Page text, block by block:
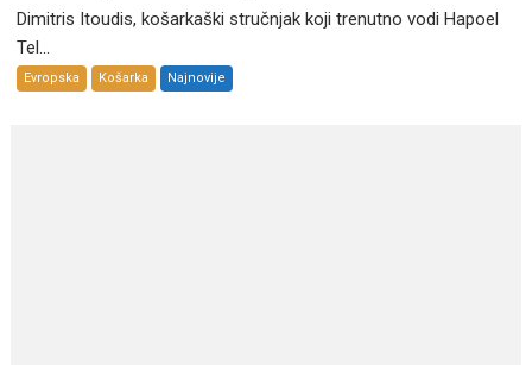
Dimitris Itoudis, košarkaški stručnjak koji trenutno vodi Hapoel
Tel...
Evropska Košarka Najnovije